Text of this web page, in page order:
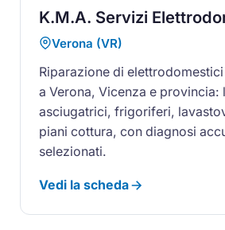
K.M.A. Servizi
Verona (VR)
Riparazione di
a Verona, Vicenza e provincia:
asciugatrici, frigoriferi,
piani cottura, con diagnosi
selezionati.
Vedi la scheda